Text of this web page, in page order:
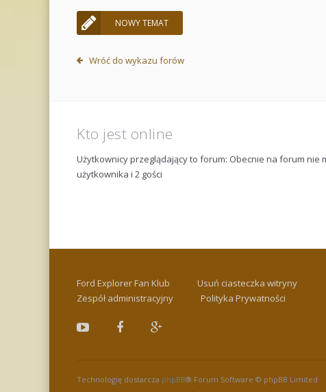
NOWY TEMAT
Wróć do wykazu forów
Kto jest online
Użytkownicy przeglądający to forum: Obecnie na forum nie
użytkownika i 2 gości
Ford Explorer Fan Klub
Usuń ciasteczka witryny
Zespół administracyjny
Polityka Prywatności
Technologię dostarcza phpBB® Forum Software © phpBB Limited